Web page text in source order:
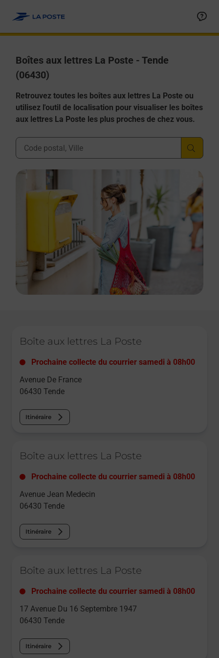
Boîtes aux lettres La Poste - Tende
(06430)
Retrouvez toutes les boîtes aux lettres La Poste ou
utilisez l'outil de localisation pour visualiser les boîtes
aux lettres La Poste les plus proches de chez vous.
Ville, Département, Code Postal
Boîte aux lettres La Poste
Prochaine collecte du courrier samedi à 08h00
Avenue De France
06430 Tende
Itinéraire
Boîte aux lettres La Poste
Prochaine collecte du courrier samedi à 08h00
Avenue Jean Medecin
06430 Tende
Itinéraire
Boîte aux lettres La Poste
Prochaine collecte du courrier samedi à 08h00
17 Avenue Du 16 Septembre 1947
06430 Tende
Itinéraire